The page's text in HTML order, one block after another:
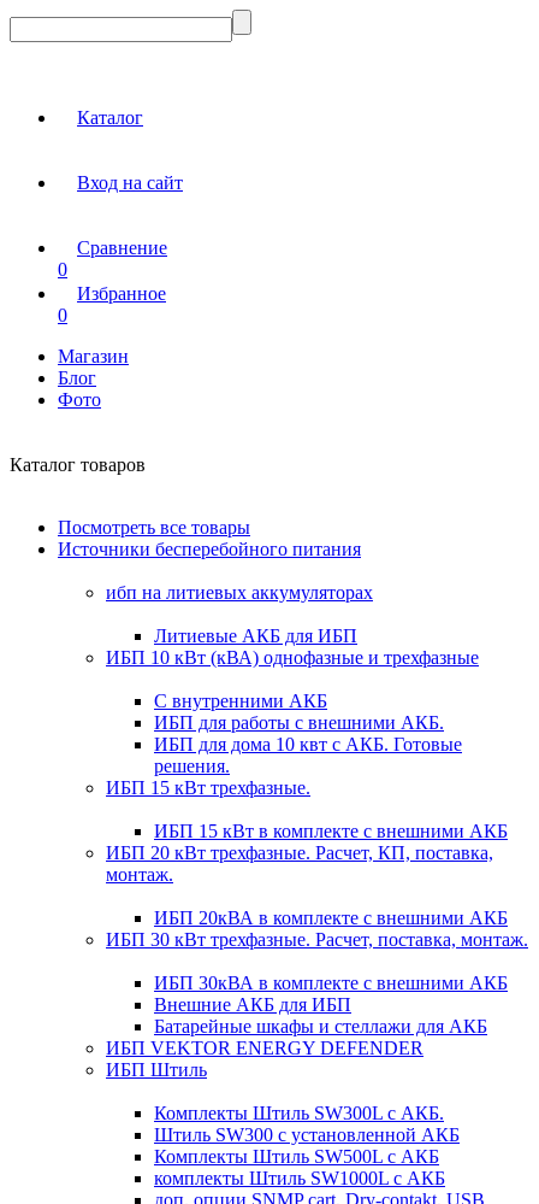
Каталог
Вход на сайт
Сравнение
0
Избранное
0
Магазин
Блог
Фото
Каталог товаров
Посмотреть все товары
Источники бесперебойного питания
ибп на литиевых аккумуляторах
Литиевые АКБ для ИБП
ИБП 10 кВт (кВА) однофазные и трехфазные
С внутренними АКБ
ИБП для работы с внешними АКБ.
ИБП для дома 10 квт с АКБ. Готовые
решения.
ИБП 15 кВт трехфазные.
ИБП 15 кВт в комплекте с внешними АКБ
ИБП 20 кВт трехфазные. Расчет, КП, поставка,
монтаж.
ИБП 20кВА в комплекте с внешними АКБ
ИБП 30 кВт трехфазные. Расчет, поставка, монтаж.
ИБП 30кВА в комплекте с внешними АКБ
Внешние АКБ для ИБП
Батарейные шкафы и стеллажи для АКБ
ИБП VEKTOR ENERGY DEFENDER
ИБП Штиль
Комплекты Штиль SW300L с АКБ.
Штиль SW300 с установленной АКБ
Комплекты Штиль SW500L с АКБ
комплекты Штиль SW1000L с АКБ
доп. опции SNMP cart, Dry-contakt, USB